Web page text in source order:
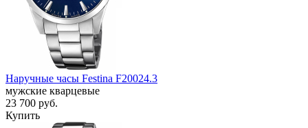
Наручные часы Festina F20024.3
мужские кварцевые
23 700 руб.
Купить